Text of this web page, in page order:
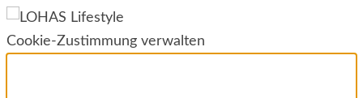
Cookie-Zustimmung verwalten